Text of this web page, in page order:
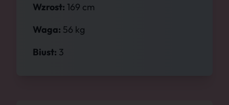
Wzrost: 169 cm
Waga: 56 kg
Biust: 3